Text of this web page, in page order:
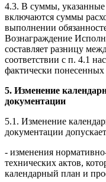
4.3. В суммы, указанные
включаются суммы
выполнении
Вознаграждение
составляет разницу
соответствии с п. 4.1
фактически понесенных
5. Изменение
документации
5.1. Изменение
документации
- изменения
технических актов,
календарный план и